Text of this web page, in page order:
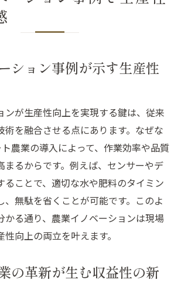
ベーション事例と現場の成功ポイ
の導入で収益性アップを狙う
農業導入で生産性と収益性を両立
ベーションが牽引する収益アップ
上につながるスマート農業の活用
ノベーションで実現する効率的経営
ト農業導入時の生産性向上ポイント
ション事例が示す生産性
ンが生産性向上を実現する鍵は、従来
術を融合させる点にあります。なぜな
農業の導入によって、作業効率や品質
まるからです。例えば、センサーやデ
ることで、適切な水や肥料のタイミン
、無駄を省くことが可能です。このよ
かる通り、農業イノベーションは現場
向上の両立を叶えます。
の革新が生む収益性の新